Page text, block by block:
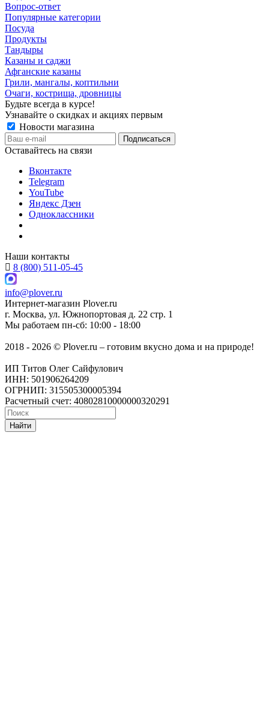
Вопрос-ответ
Популярные категории
Посуда
Продукты
Тандыры
Казаны и саджи
Афганские казаны
Грили, мангалы, коптильни
Очаги, кострища, дровницы
Будьте всегда в курсе!
Узнавайте о скидках и акциях первым
Новости магазина
Оставайтесь на связи
Вконтакте
Telegram
YouTube
Яндекс Дзен
Одноклассники
Наши контакты
8 (800) 511-05-45
info@plover.ru
Интернет-магазин Plover.ru
г. Москва, ул. Южнопортовая д. 22 стр. 1
Мы работаем пн-сб: 10:00 - 18:00
2018 - 2026 © Plover.ru – готовим вкусно дома и на природе!
ИП Титов Олег Сайфулович
ИНН: 501906264209
ОГРНИП: 315505300005394
Расчетный счет: 40802810000000320291
Найти